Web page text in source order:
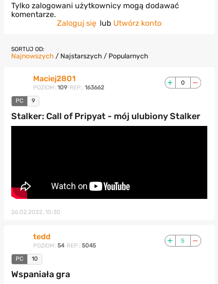
Tylko zalogowani użytkownicy mogą dodawać
komentarze.
Zaloguj się lub Utwórz konto
SORTUJ OD:
Najnowszych / Najstarszych / Popularnych
Maciej2801
POZIOM: 109 REP.: 163662
0
PC 9
Stalker: Call of Pripyat - mój ulubiony Stalker
26.02.2022, 10:30
tedd
POZIOM: 54 REP.: 5045
5
PC 10
Wspaniała gra